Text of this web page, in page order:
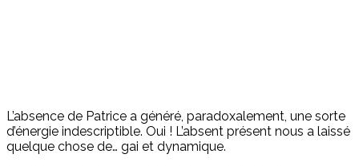
L’absence de Patrice a généré, paradoxalement, une sorte
d’énergie indescriptible. Oui ! L’absent présent nous a laissé
quelque chose de… gai et dynamique.